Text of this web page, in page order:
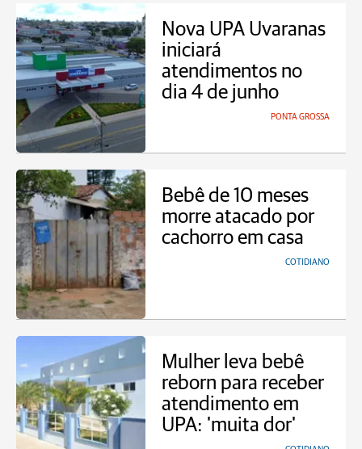
Nova UPA Uvaranas
iniciará
atendimentos no
dia 4 de junho
PONTA GROSSA
Bebê de 10 meses
morre atacado por
cachorro em casa
COTIDIANO
Mulher leva bebê
reborn para receber
atendimento em
UPA: 'muita dor'